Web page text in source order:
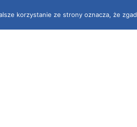
korzystanie ze strony oznacza, że